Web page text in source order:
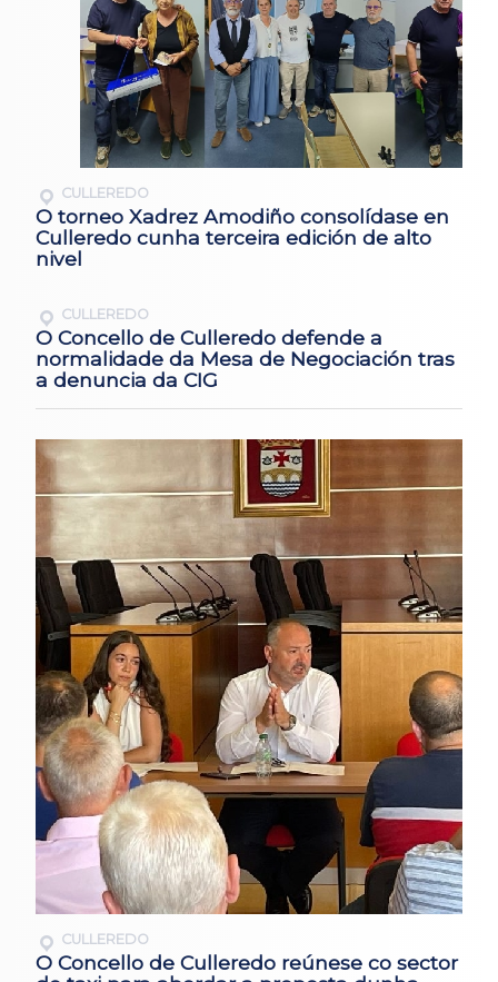
CULLEREDO
O torneo Xadrez Amodiño consolídase en
Culleredo cunha terceira edición de alto
nivel
CULLEREDO
O Concello de Culleredo defende a
normalidade da Mesa de Negociación tras
a denuncia da CIG
CULLEREDO
O Concello de Culleredo reúnese co sector